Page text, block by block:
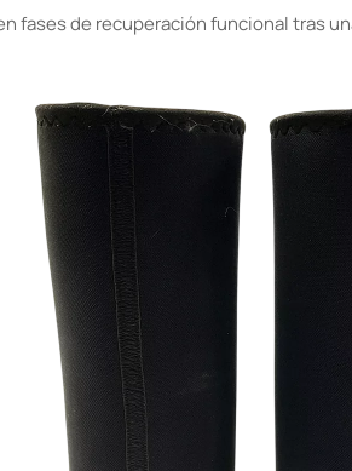
fases de recuperación funcional tras